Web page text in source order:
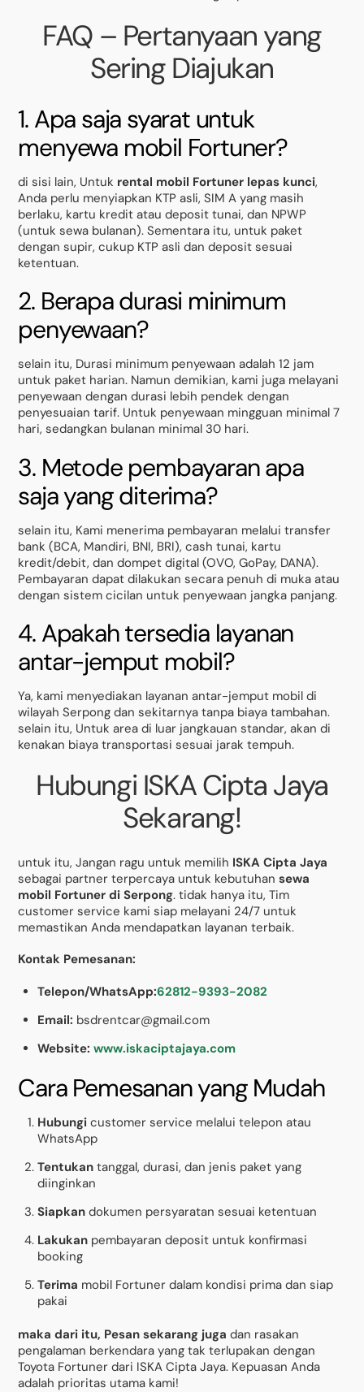
FAQ – Pertanyaan yang
Sering Diajukan
1. Apa saja syarat untuk
menyewa mobil Fortuner?
di sisi lain, Untuk rental mobil Fortuner lepas kunci,
Anda perlu menyiapkan KTP asli, SIM A yang masih
berlaku, kartu kredit atau deposit tunai, dan NPWP
(untuk sewa bulanan). Sementara itu, untuk paket
dengan supir, cukup KTP asli dan deposit sesuai
ketentuan.
2. Berapa durasi minimum
penyewaan?
selain itu, Durasi minimum penyewaan adalah 12 jam
untuk paket harian. Namun demikian, kami juga melayani
penyewaan dengan durasi lebih pendek dengan
penyesuaian tarif. Untuk penyewaan mingguan minimal 7
hari, sedangkan bulanan minimal 30 hari.
3. Metode pembayaran apa
saja yang diterima?
selain itu, Kami menerima pembayaran melalui transfer
bank (BCA, Mandiri, BNI, BRI), cash tunai, kartu
kredit/debit, dan dompet digital (OVO, GoPay, DANA).
Pembayaran dapat dilakukan secara penuh di muka atau
dengan sistem cicilan untuk penyewaan jangka panjang.
4. Apakah tersedia layanan
antar-jemput mobil?
Ya, kami menyediakan layanan antar-jemput mobil di
wilayah Serpong dan sekitarnya tanpa biaya tambahan.
selain itu, Untuk area di luar jangkauan standar, akan di
kenakan biaya transportasi sesuai jarak tempuh.
Hubungi ISKA Cipta Jaya
Sekarang!
untuk itu, Jangan ragu untuk memilih ISKA Cipta Jaya
sebagai partner terpercaya untuk kebutuhansewa
mobil Fortuner di Serpong. tidak hanya itu, Tim
customer service kami siap melayani 24/7 untuk
memastikan Anda mendapatkan layanan terbaik.
Kontak Pemesanan:
Telepon/WhatsApp:62812-9393-2082
Email: bsdrentcar@gmail.com
Website:www.iskaciptajaya.com
Cara Pemesanan yang Mudah
Hubungi customer service melalui telepon atau
WhatsApp
Tentukan tanggal, durasi, dan jenis paket yang
diinginkan
Siapkan dokumen persyaratan sesuai ketentuan
Lakukan pembayaran deposit untuk konfirmasi
booking
Terima mobil Fortuner dalam kondisi prima dan siap
pakai
maka dari itu, Pesan sekarang juga dan rasakan
pengalaman berkendara yang tak terlupakan dengan
Toyota Fortuner dari ISKA Cipta Jaya. Kepuasan Anda
adalah prioritas utama kami!